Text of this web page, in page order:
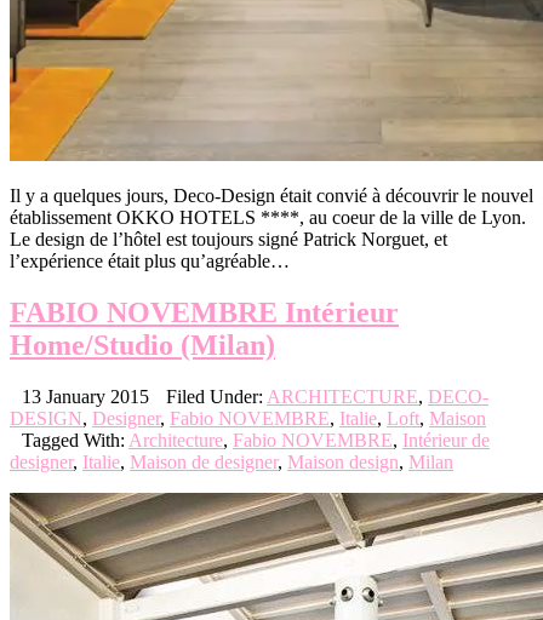
Il y a quelques jours, Deco-Design était convié à découvrir le nouvel
établissement OKKO HOTELS ****, au coeur de la ville de Lyon.
Le design de l’hôtel est toujours signé Patrick Norguet, et
l’expérience était plus qu’agréable…
FABIO NOVEMBRE Intérieur
Home/Studio (Milan)
13 January 2015 Filed Under: ARCHITECTURE, DECO-
DESIGN, Designer, Fabio NOVEMBRE, Italie, Loft, Maison
Tagged With: Architecture, Fabio NOVEMBRE, Intérieur de
designer, Italie, Maison de designer, Maison design, Milan